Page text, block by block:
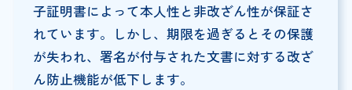
子証明書によって本人性と非改ざん性が保証さ
れています。しかし、期限を過ぎるとその保護
が失われ、署名が付与された文書に対する改ざ
ん防止機能が低下します。